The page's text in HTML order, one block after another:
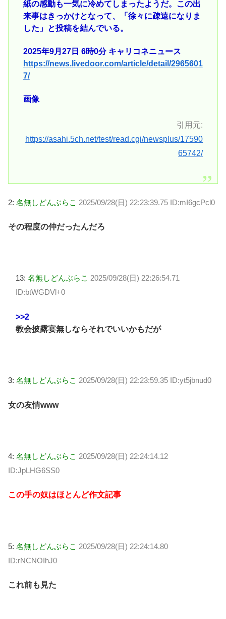
紙の感動も一気に冷めてしまったようだ。この出
来事はきっかけとなって、「徐々に疎遠になりま
した」と投稿を結んでいる。
2025年9月27日 6時0分 キャリコネニュース
https://news.livedoor.com/article/detail/2965601
7/
画像
引用元:
https://asahi.5ch.net/test/read.cgi/newsplus/17590
65742/
2: 名無しどんぶらこ 2025/09/28(日) 22:23:39.75 ID:mI6gcPcl0
その程度の仲だったんだろ
13: 名無しどんぶらこ 2025/09/28(日) 22:26:54.71
ID:btWGDVl+0
>>2
教会披露宴無しならそれでいいかもだが
3: 名無しどんぶらこ 2025/09/28(日) 22:23:59.35 ID:yt5jbnud0
女の友情www
4: 名無しどんぶらこ 2025/09/28(日) 22:24:14.12
ID:JpLHG6SS0
この手の奴はほとんど作文記事
5: 名無しどんぶらこ 2025/09/28(日) 22:24:14.80
ID:rNCNOIhJ0
これ前も見た